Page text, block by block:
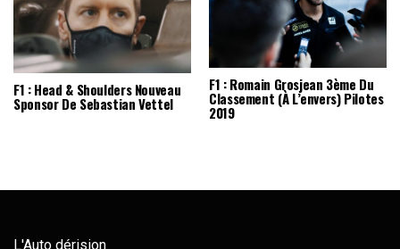
F1 : Head & Shoulders Nouveau
Sponsor De Sebastian Vettel
F1 : Romain Grosjean 3ème Du
Classement (à L’envers) Pilotes
2019
L'Auto dérision